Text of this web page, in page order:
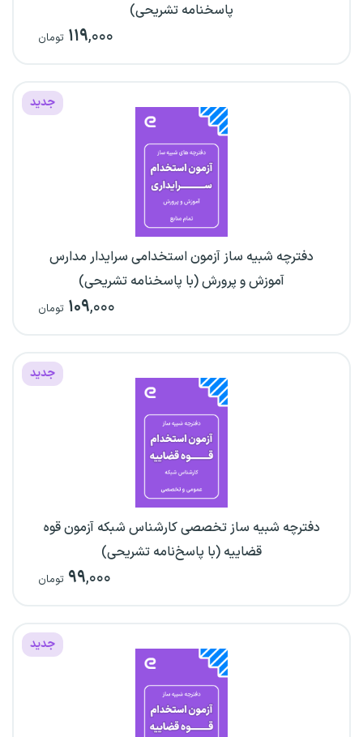
پاسخنامه تشریحی)
۱۱۹,۰۰۰ تومان
جدید
دفترچه شبیه ساز آزمون استخدامی سرایدار مدارس
آموزش و پرورش (با پاسخنامه تشریحی)
۱۰۹,۰۰۰ تومان
جدید
دفترچه شبیه ساز تخصصی کارشناس شبکه آزمون قوه
قضاییه (با پاسخ‌نامه تشریحی)
۹۹,۰۰۰ تومان
جدید